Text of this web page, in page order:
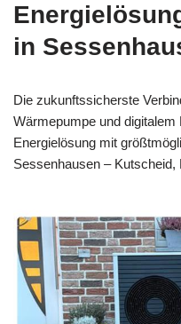
in
Die zukunftssicherste
Wärmepumpe und
Energielösung mit
Sessenhausen – Kutscheid,